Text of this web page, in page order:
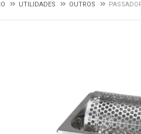
UTILIDADES OUTROS